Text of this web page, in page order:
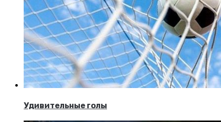
Удивительные голы